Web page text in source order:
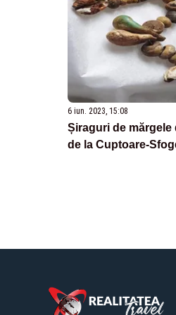
6 iun. 2023, 15:08
Șiraguri de
de la Cuptoare-